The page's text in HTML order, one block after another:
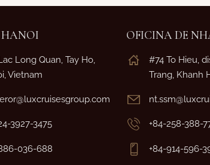
HANOI
Long Quan, Tay Ho,
Vietnam
3927-3475
036-688
OFICINA DE
#74 To Hieu,
Trang, Khanh
+84-258-388-
+84-914-596-